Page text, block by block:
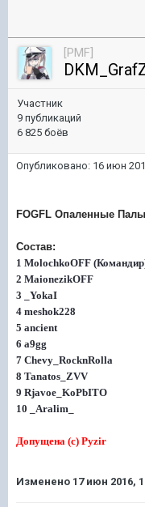
[PMF]
Участник
9 публикаций
6 825 боёв
Опубликовано: 16 июн
FOGFL Опаленные
Состав:
1 MolochkoOFF
2 MaionezikOFF
3 _YokaI
4 meshok228
5 ancient
6 a9gg
7 Chevy_RocknRolla
8 Tanatos_ZVV
9 Rjavoe_KoPbITO
10 _Aralim_
Допущена (с) Pyzir
Изменено 17 июн 2016,